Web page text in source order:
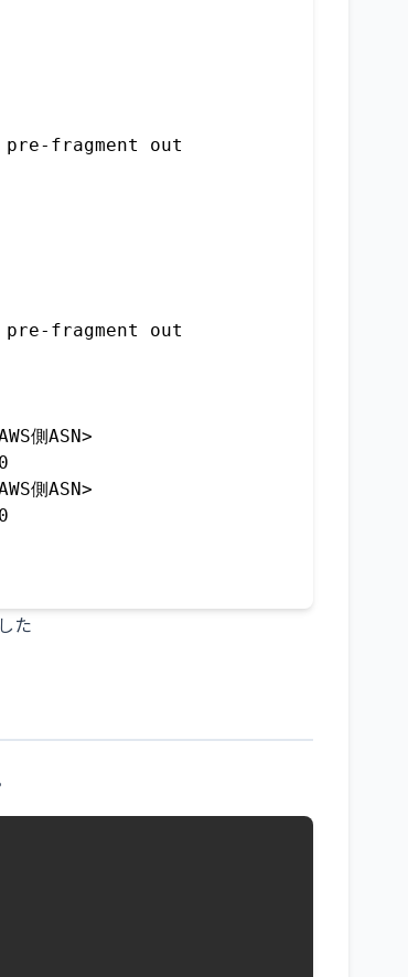
fragment out
fragment out
側ASN>
側ASN>
た